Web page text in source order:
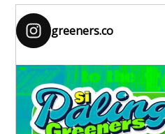
greeners.co